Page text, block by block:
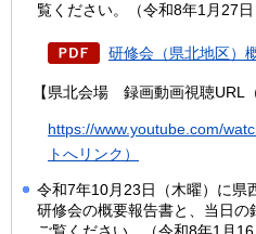
覧ください。（令和8年1月27日
研修会（県北地区）
【県北会場 録画動画視聴URL
https://www.youtube.com/
トへリンク）
令和7年10月23日（木曜）に県
研修会の概要報告書と、当日
ご覧ください。（令和8年1月16